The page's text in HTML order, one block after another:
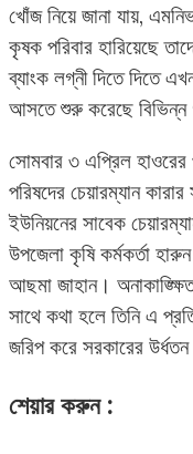
খোঁজ নিয়ে জানা যায়,
কৃষক পরিবার হারিয়েছে
ব্যাংক লগ্নী দিতে দিতে
আসতে শুরু করেছে বিভিন্ন
সোমবার ৩ এপ্রিল হাওরের
পরিষদের চেয়ারম্যান
ইউনিয়নের সাবেক
উপজেলা কৃষি কর্মকর্তা
আছমা জাহান।
সাথে কথা হলে তিনি এ
জরিপ করে সরকারের উর্ধতন
শেয়ার করুন :